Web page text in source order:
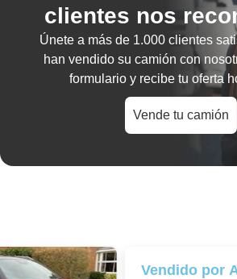
clientes nos
Únete a más de 1.000 clientes
han vendido su camión con
formulario y recibe tu oferta
Vende tu camión
Vendido por
Ana